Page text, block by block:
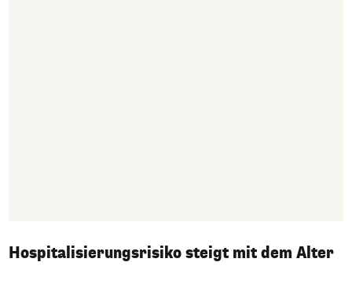
Hospitalisierungsrisiko steigt mit dem Alter